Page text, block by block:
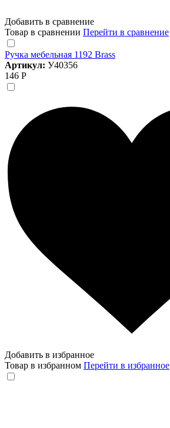
Добавить в сравнение
Товар в сравнении Перейти в сравнение
Ручка мебельная 1192 Brass
Артикул: У40356
146 Р
Добавить в избранное
Товар в избранном Перейти в избранное